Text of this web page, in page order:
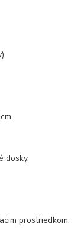
dosky.
prostriedkom.